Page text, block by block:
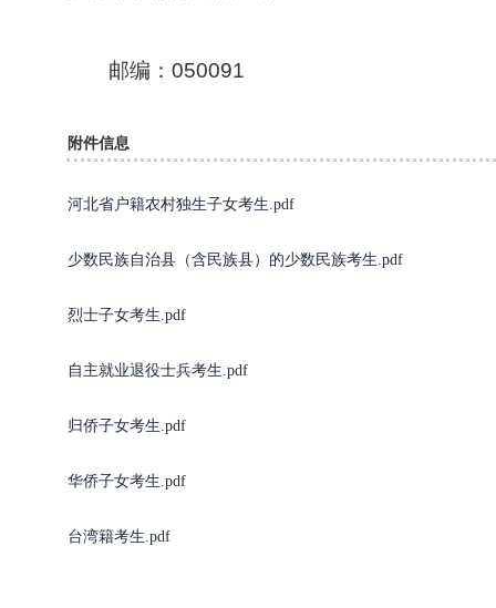
邮编：050091
附件信息
河北省户籍农村独生子女考生.pdf
少数民族自治县（含民族县）的少数民族考生.pdf
烈士子女考生.pdf
自主就业退役士兵考生.pdf
归侨子女考生.pdf
华侨子女考生.pdf
台湾籍考生.pdf